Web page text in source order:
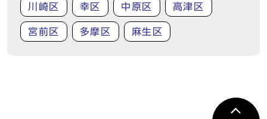
川崎区 幸区 中原区 高津区
宮前区 多摩区 麻生区